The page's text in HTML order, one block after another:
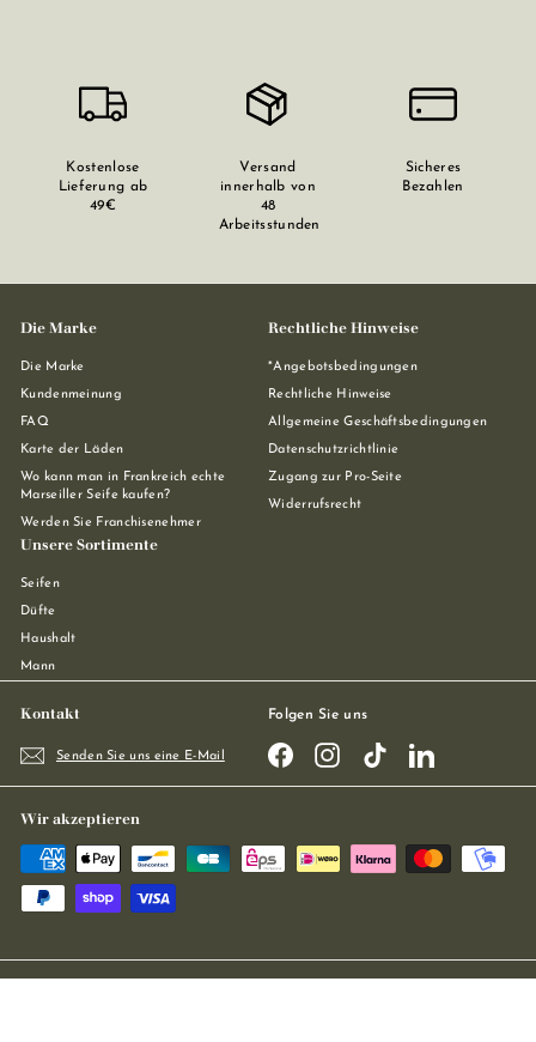
Kostenlose
Lieferung ab
49€
Versand
innerhalb von
48
Arbeitsstunden
Sicheres
Bezahlen
Die Marke
Die Marke
Kundenmeinung
FAQ
Karte der Läden
Wo kann man in Frankreich echte
Marseiller Seife kaufen?
Werden Sie Franchisenehmer
Rechtliche Hinweise
*Angebotsbedingungen
Rechtliche Hinweise
Allgemeine Geschäftsbedingungen
Datenschutzrichtlinie
Zugang zur Pro-Seite
Widerrufsrecht
Unsere Sortimente
Seifen
Düfte
Haushalt
Mann
Kontakt
Senden Sie uns eine E-Mail
Folgen Sie uns
FacebookInstagramTikTok LinkedIn
Wir akzeptieren